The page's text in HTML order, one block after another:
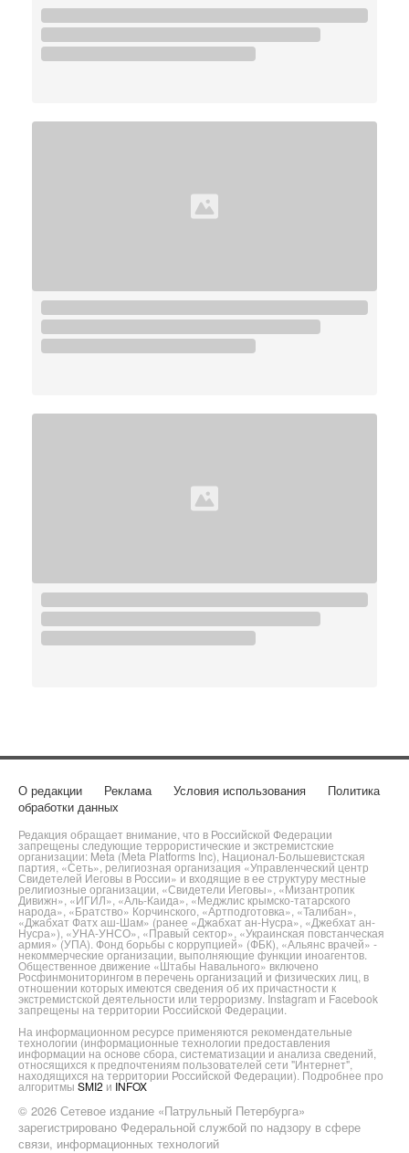
О редакции Реклама Условия использования
Политика
обработки данных
Редакция обращает внимание, что в Российской Федерации
запрещены следующие террористические и экстремистские
организации: Meta (Meta Platforms Inc), Национал-Большевистская
партия, «Сеть», религиозная организация «Управленческий центр
Свидетелей Иеговы в России» и входящие в ее структуру местные
религиозные организации, «Свидетели Иеговы», «Мизантропик
Дивижн», «ИГИЛ», «Аль-Каида», «Меджлис крымско-татарского
народа», «Братство» Корчинского, «Артподготовка», «Талибан»,
«Джабхат Фатх аш-Шам» (ранее «Джабхат ан-Нусра», «Джебхат ан-
Нусра»), «УНА-УНСО», «Правый сектор», «Украинская повстанческая
армия» (УПА). Фонд борьбы с коррупцией» (ФБК), «Альянс врачей» -
некоммерческие организации, выполняющие функции иноагентов.
Общественное движение «Штабы Навального» включено
Росфинмониторингом в перечень организаций и физических лиц, в
отношении которых имеются сведения об их причастности к
экстремистской деятельности или терроризму. Instagram и Facebook
запрещены на территории Российской Федерации.
На информационном ресурсе применяются рекомендательные
технологии (информационные технологии предоставления
информации на основе сбора, систематизации и анализа сведений,
относящихся к предпочтениям пользователей сети "Интернет",
находящихся на территории Российской Федерации). Подробнее про
алгоритмы SMI2 и INFOX
© 2026 Сетевое издание «Патрульный Петербурга»
зарегистрировано Федеральной службой по надзору в сфере
связи, информационных технологий